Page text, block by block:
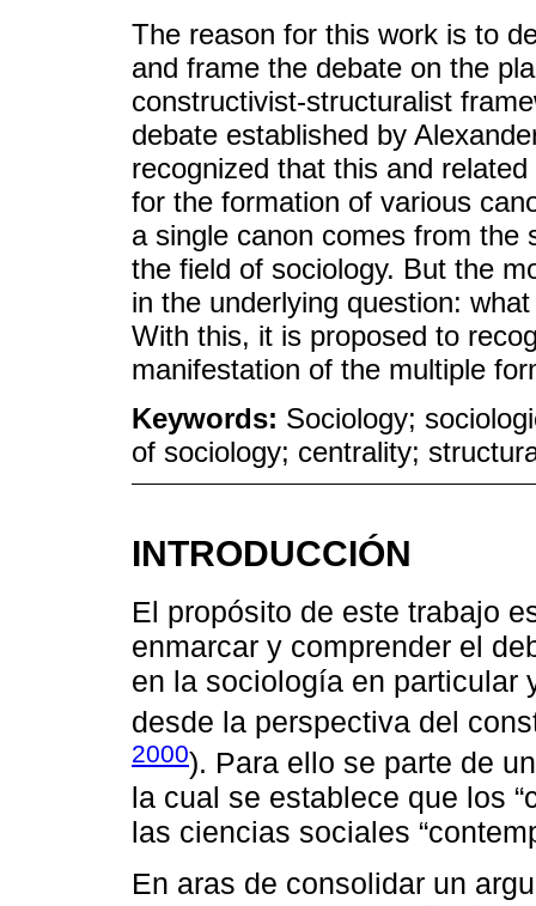
The reason for this work is to
and frame the debate on the
constructivist-structuralist
debate established by
recognized that this and
for the formation of various
a single canon comes from the
the field of sociology. But the
in the underlying question:
With this, it is proposed to
manifestation of the multiple
Keywords: Sociology;
of sociology; centrality;
INTRODUCCIÓN
El propósito de este trabajo
enmarcar y comprender el
en la sociología en particular
desde la perspectiva del
2000). Para ello se parte de
la cual se establece que los
las ciencias sociales
En aras de consolidar un